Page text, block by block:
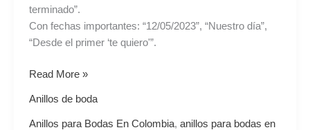
terminado”.
Con fechas importantes: “12/05/2023”, “Nuestro día”,
“Desde el primer ‘te quiero'”.
Read More »
Anillos de boda
Anillos para Bodas En Colombia, anillos para bodas en